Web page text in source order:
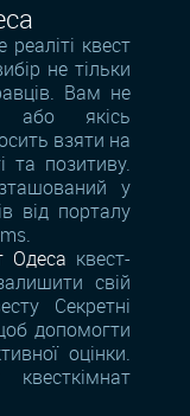
квест
не тільки
Вам не
або якісь
взяти на
та позитиву.
у
від порталу
Одеса квест-
свій
Секретні
допомогти
оцінки.